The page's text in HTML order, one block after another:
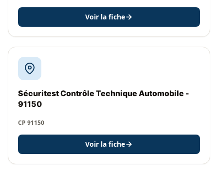
Voir la fiche
Sécuritest Contrôle Technique Automobile -
91150
CP 91150
Voir la fiche